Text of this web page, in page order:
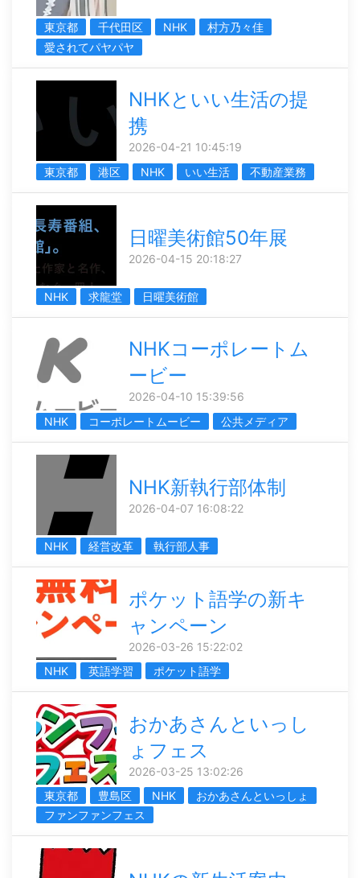
東京都 千代田区 NHK
村方乃々佳
愛されてパヤパヤ
NHKといい生活の提
携
2026-04-21 10:45:19
東京都
港区 NHK いい生活 不動産業務
日曜美術館50年展
2026-04-15 20:18:27
NHK 求龍堂 日曜美術館
NHKコーポレートム
ービー
2026-04-10 15:39:56
NHK
コーポレートムービー 公共メディア
NHK新執行部体制
2026-04-07 16:08:22
NHK 経営改革 執行部人事
ポケット語学の新キ
ャンペーン
2026-03-26 15:22:02
NHK
英語学習 ポケット語学
おかあさんといっし
ょフェス
2026-03-25 13:02:26
東京都
豊島区 NHK
おかあさんといっしょ
ファンファンフェス